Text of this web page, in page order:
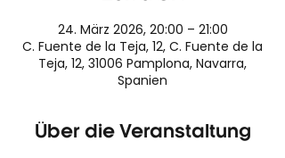
24. März 2026, 20:00 – 21:00
C. Fuente de la Teja, 12, C. Fuente de la
Teja, 12, 31006 Pamplona, Navarra,
Spanien
Über die Veranstaltung